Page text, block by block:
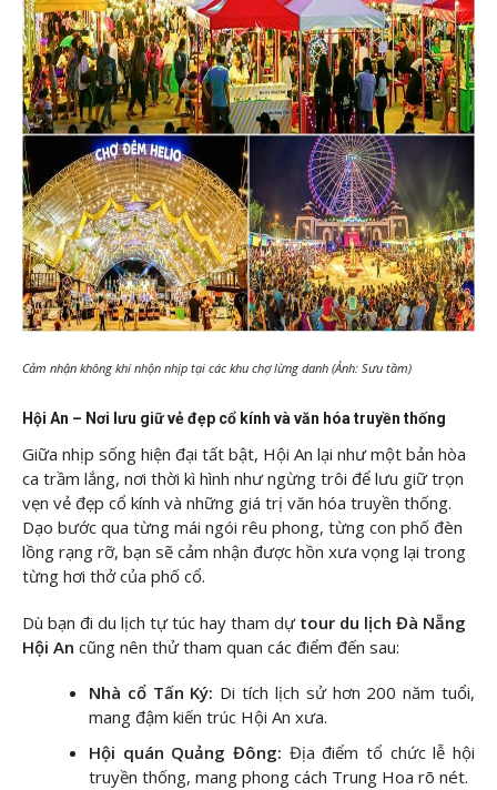
Cảm nhận không khí nhộn nhịp tại các khu chợ lừng danh (Ảnh: Sưu tầm)
Hội An – Nơi lưu giữ vẻ đẹp cổ kính và văn hóa truyền thống
Giữa nhịp sống hiện đại tất bật, Hội An lại như một bản hòa
ca trầm lắng, nơi thời kì hình như ngừng trôi để lưu giữ trọn
vẹn vẻ đẹp cổ kính và những giá trị văn hóa truyền thống.
Dạo bước qua từng mái ngói rêu phong, từng con phố đèn
lồng rạng rỡ, bạn sẽ cảm nhận được hồn xưa vọng lại trong
từng hơi thở của phố cổ.
Dù bạn đi du lịch tự túc hay tham dự tour du lịch Đà Nẵng
Hội An cũng nên thử tham quan các điểm đến sau:
Nhà cổ Tấn Ký: Di tích lịch sử hơn 200 năm tuổi,
mang đậm kiến trúc Hội An xưa.
Hội quán Quảng Đông: Địa điểm tổ chức lễ hội
truyền thống, mang phong cách Trung Hoa rõ nét.